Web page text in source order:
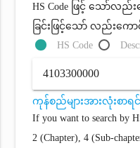
HS Code ဖြင့် သော်
ခြင်းဖြင့်သော် လည်းကော
HS Code
ကုန်စည်များအားလုံးစာရင်
If you want to search by
2 (Chapter), 4 (Sub-